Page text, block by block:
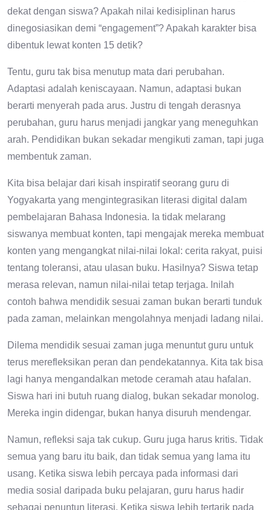
dekat dengan siswa? Apakah nilai kedisiplinan harus
dinegosiasikan demi “engagement”? Apakah karakter bisa
dibentuk lewat konten 15 detik?
Tentu, guru tak bisa menutup mata dari perubahan.
Adaptasi adalah keniscayaan. Namun, adaptasi bukan
berarti menyerah pada arus. Justru di tengah derasnya
perubahan, guru harus menjadi jangkar yang meneguhkan
arah. Pendidikan bukan sekadar mengikuti zaman, tapi juga
membentuk zaman.
Kita bisa belajar dari kisah inspiratif seorang guru di
Yogyakarta yang mengintegrasikan literasi digital dalam
pembelajaran Bahasa Indonesia. Ia tidak melarang
siswanya membuat konten, tapi mengajak mereka membuat
konten yang mengangkat nilai-nilai lokal: cerita rakyat, puisi
tentang toleransi, atau ulasan buku. Hasilnya? Siswa tetap
merasa relevan, namun nilai-nilai tetap terjaga. Inilah
contoh bahwa mendidik sesuai zaman bukan berarti tunduk
pada zaman, melainkan mengolahnya menjadi ladang nilai.
Dilema mendidik sesuai zaman juga menuntut guru untuk
terus merefleksikan peran dan pendekatannya. Kita tak bisa
lagi hanya mengandalkan metode ceramah atau hafalan.
Siswa hari ini butuh ruang dialog, bukan sekadar monolog.
Mereka ingin didengar, bukan hanya disuruh mendengar.
Namun, refleksi saja tak cukup. Guru juga harus kritis. Tidak
semua yang baru itu baik, dan tidak semua yang lama itu
usang. Ketika siswa lebih percaya pada informasi dari
media sosial daripada buku pelajaran, guru harus hadir
sebagai penuntun literasi. Ketika siswa lebih tertarik pada